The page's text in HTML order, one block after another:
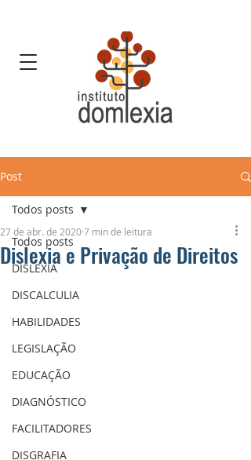
Post
Todos posts
DISLEXIA
DISCALCULIA
HABILIDADES
LEGISLAÇÃO
EDUCAÇÃO
DIAGNÓSTICO
FACILITADORES
DISGRAFIA
Todos posts
Dislexia e Privação de Direitos
27 de abr. de 20207 min de leitura